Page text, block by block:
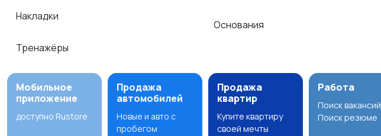
Накладки
Тренажёры
Основания
Мобильное
приложение
доступно Rustore
Продажа
автомобилей
Новые и авто с
пробегом
Продажа
квартир
Купите квартиру
своей мечты
Работа
Поиск вакансий
Поиск резюме